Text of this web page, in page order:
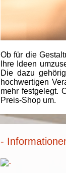
Ob für die
Ihre Ideen
Die dazu
hochwertigen
mehr festgelegt.
Preis-Shop um.
-